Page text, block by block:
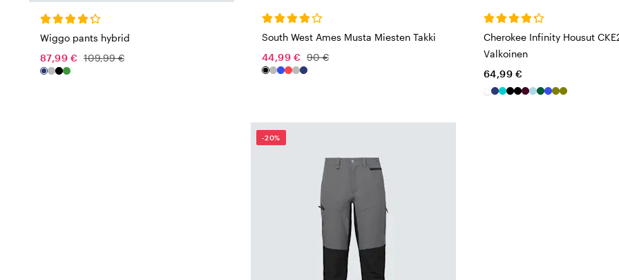
Wiggo pants hybrid
87,99 € 109,99 €
South West Ames Musta Miesten Takki
44,99 € 90 €
Cherokee Infinity Housut
Valkoinen
64,99 €
-20%